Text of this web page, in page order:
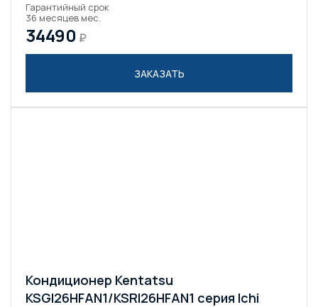
Кондиционер Kentatsu
KSGI26HFAN1/KSRI26HFAN1 серия Ichi
Гарантийный срок
36 месяцев мес.
34490 ₽
ЗАКАЗАТЬ